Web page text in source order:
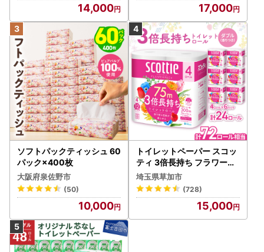
14,000 17,000
ソフトパックティッシュ 60
パック×400枚
大阪府泉佐野市
(50)
10,000
トイレットペーパー スコッ
ティ 3倍長持ち フラワーパ
ック 4ロール×6P
埼玉県草加市
(728)
15,000